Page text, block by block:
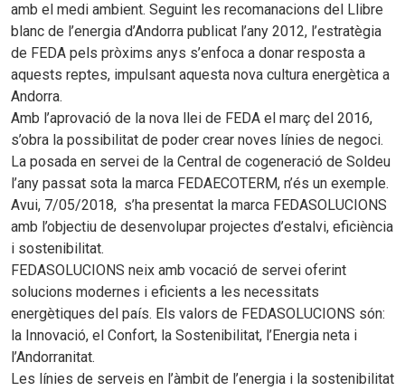
amb el medi ambient. Seguint les recomanacions del Llibre
blanc de l’energia d’Andorra publicat l’any 2012, l’estratègia
de FEDA pels pròxims anys s’enfoca a donar resposta a
aquests reptes, impulsant aquesta nova cultura energètica a
Andorra.
Amb l’aprovació de la nova llei de FEDA el març del 2016,
s’obra la possibilitat de poder crear noves línies de negoci.
La posada en servei de la Central de cogeneració de Soldeu
l’any passat sota la marca FEDAECOTERM, n’és un exemple.
Avui, 7/05/2018, s’ha presentat la marca FEDASOLUCIONS
amb l’objectiu de desenvolupar projectes d’estalvi, eficiència
i sostenibilitat.
FEDASOLUCIONS neix amb vocació de servei oferint
solucions modernes i eficients a les necessitats
energètiques del país. Els valors de FEDASOLUCIONS són:
la Innovació, el Confort, la Sostenibilitat, l’Energia neta i
l’Andorranitat.
Les línies de serveis en l’àmbit de l’energia i la sostenibilitat